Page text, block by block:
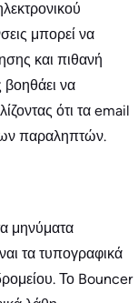
μπορεί να
και πιθανή
να
ότι τα email
παραληπτών.
μηνύματα
τα τυπογραφικά
Το Bouncer